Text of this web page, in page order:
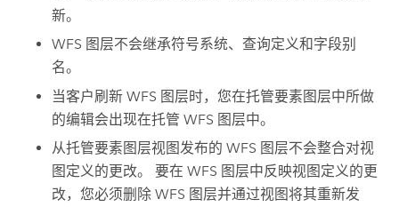
新。
WFS 图层不会继承符号系统、查询定义和字段别
名。
当客户刷新 WFS 图层时，您在托管要素图层中所做
的编辑会出现在托管 WFS 图层中。
从托管要素图层视图发布的 WFS 图层不会整合对视
图定义的更改。 要在 WFS 图层中反映视图定义的更
改，您必须删除 WFS 图层并通过视图将其重新发